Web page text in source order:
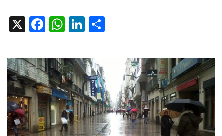
X Facebook
WhatsApp
LinkedIn